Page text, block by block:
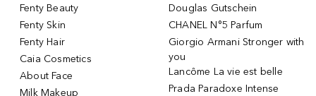
Fenty Beauty
Fenty Skin
Fenty Hair
Caia Cosmetics
About Face
Milk Makeup
Douglas Gutschein
CHANEL N°5 Parfum
Giorgio Armani Stronger with
you
Lancôme La vie est belle
Prada Paradoxe Intense